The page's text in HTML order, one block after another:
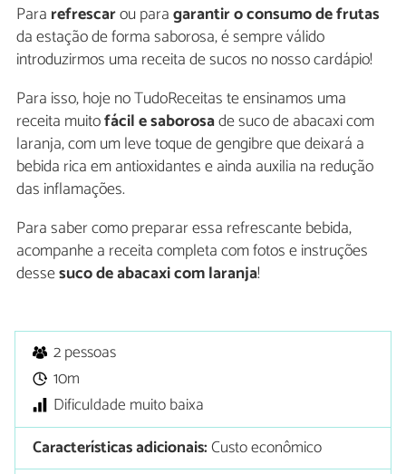
Para refrescarou paragarantir o consumo de frutas
da estação de forma saborosa, é sempre válido
introduzirmos uma receita de sucos no nosso cardápio!
Para isso, hoje no TudoReceitas te ensinamos uma
receita muitofácil e saborosade suco de abacaxi com
laranja, com um leve toque de gengibre que deixará a
bebida rica em antioxidantes e ainda auxilia na redução
das inflamações.
Para saber como preparar essa refrescante bebida,
acompanhe a receita completa com fotos e instruções
dessesuco de abacaxi com laranja!
2 pessoas
10m
Dificuldade muito baixa
Características adicionais:Custo econômico